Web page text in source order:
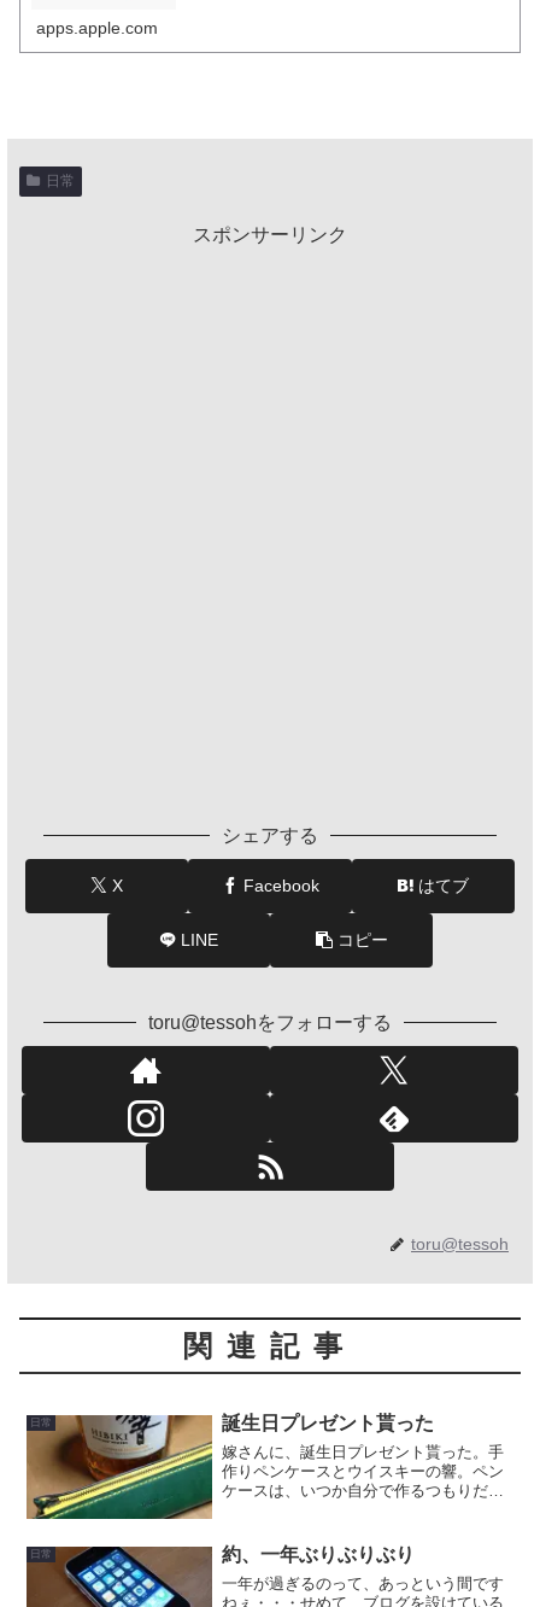
apps.apple.com
日常
スポンサーリンク
シェアする
X Facebook はてブ
LINE コピー
toru@tessohをフォローする
toru@tessoh
関連記事
日常 誕生日プレゼント貰った
嫁さんに、誕生日プレゼント貰った。手
作りペンケースとウイスキーの響。ペン
ケースは、いつか自分で作るつもりだっ
でみたいと思っていたやつ。なんだかア
ダルトな組み合わせ(^o...
日常 約、一年ぶりぶりぶり
一年が過ぎるのって、あっという間です
ねぇ・・・せめて、ブログを設けている